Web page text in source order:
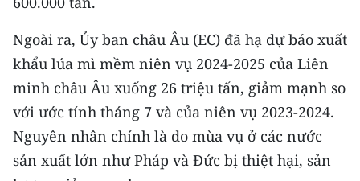
NHÂN DÂN HẰNG THÁNG
ĐỌC BÁO IN
Ngoài ra, Ủy ban châu Âu (EC) đã hạ dự báo xuất
khẩu lúa mì mềm niên vụ 2024-2025 của Liên
minh châu Âu xuống 26 triệu tấn, giảm mạnh so
với ước tính tháng 7 và của niên vụ 2023-2024.
Nguyên nhân chính là do mùa vụ ở các nước
sản xuất lớn như Pháp và Đức bị thiệt hại, sản